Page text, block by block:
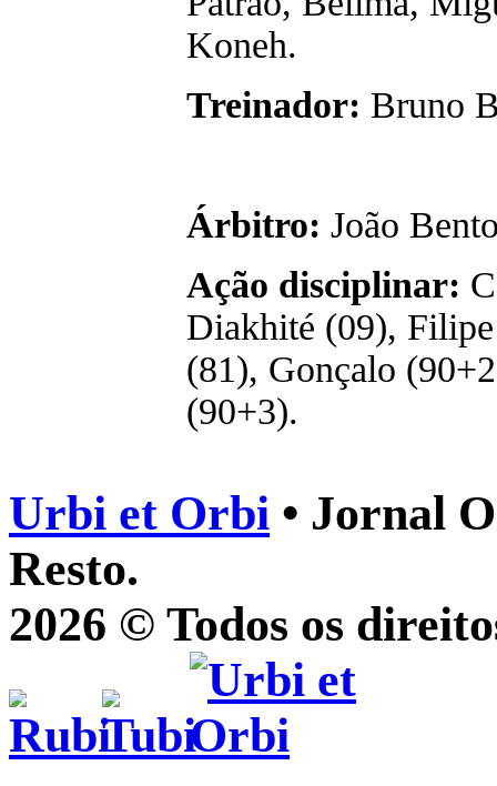
Koneh.
Treinador: Bruno
Árbitro: João
Ação disciplinar:
Diakhité (09),
(81), Gonçalo
(90+3).
Urbi et Orbi • Jornal
Resto.
2026 © Todos os